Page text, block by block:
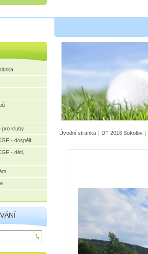
Úvodní stránka | DT 2016 Sokolov |
pro kluby
- dospělí
- děti,